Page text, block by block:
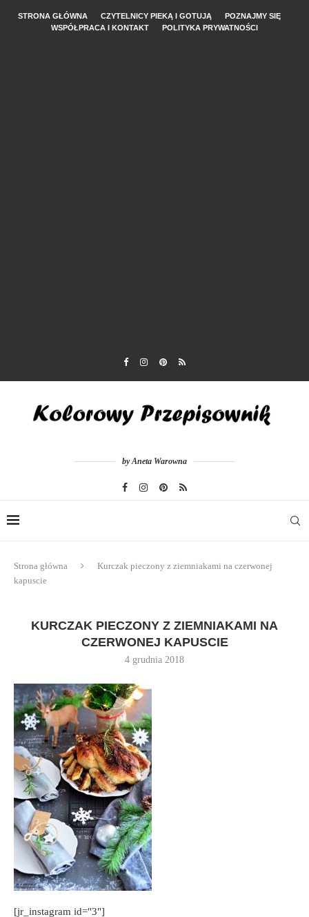
STRONA GŁÓWNA CZYTELNICY PIEKĄ I GOTUJĄ
POZNAJMY SIĘ
WSPÓŁPRACA I KONTAKT
POLITYKA PRYWATNOŚCI
by Aneta Warowna
Strona główna
Kurczak pieczony z ziemniakami na czerwonej
kapuscie
KURCZAK PIECZONY Z ZIEMNIAKAMI NA
CZERWONEJ KAPUSCIE
4 grudnia 2018
[jr_instagram id="3"]